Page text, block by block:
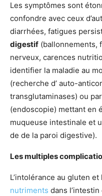
Les symptômes sont
confondre avec ceux
diarrhées, fatigues
digestif (ballonnements,
nerveux, carences
identifier la maladie au
(recherche d’ auto-
transglutaminases) ou
(endoscopie) mettant en
muqueuse intestinale et
de de la paroi digestive).
Les multiples
L’intolérance au gluten
nutriments dans